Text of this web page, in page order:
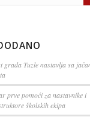
grada Tuzle nastavlja sa
prve pomoći za nastavnike i
školskih ekipa